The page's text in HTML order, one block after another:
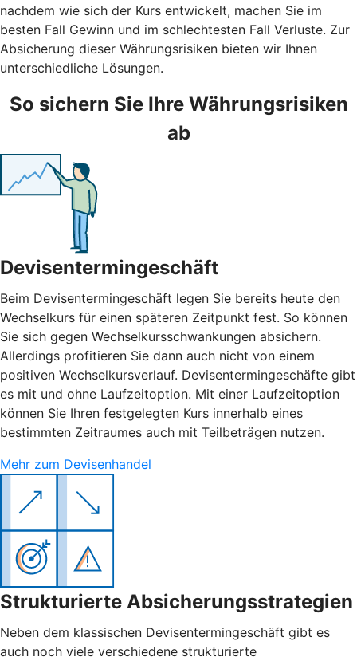
nachdem wie sich der Kurs entwickelt, machen Sie im
besten Fall Gewinn und im schlechtesten Fall Verluste. Zur
Absicherung dieser Währungsrisiken bieten wir Ihnen
unterschiedliche Lösungen.
So sichern Sie Ihre Währungsrisiken
ab
Devisentermingeschäft
Beim Devisentermingeschäft legen Sie bereits heute den
Wechselkurs für einen späteren Zeitpunkt fest. So können
Sie sich gegen Wechselkursschwankungen absichern.
Allerdings profitieren Sie dann auch nicht von einem
positiven Wechselkursverlauf. Devisentermingeschäfte gibt
es mit und ohne Laufzeitoption. Mit einer Laufzeitoption
können Sie Ihren festgelegten Kurs innerhalb eines
bestimmten Zeitraumes auch mit Teilbeträgen nutzen.
Mehr zum Devisenhandel
Strukturierte Absicherungsstrategien
Neben dem klassischen Devisentermingeschäft gibt es
auch noch viele verschiedene strukturierte